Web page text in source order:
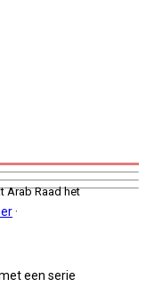
Arab Raad het
·
een serie